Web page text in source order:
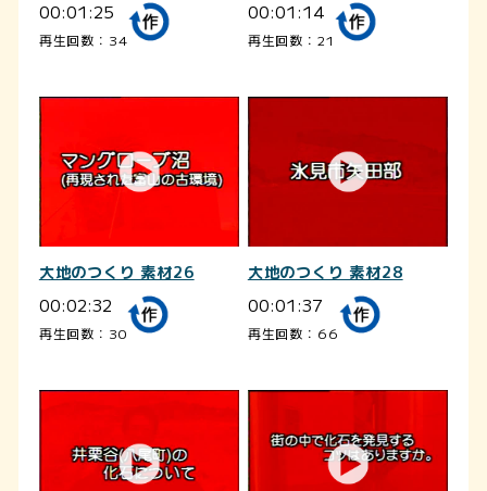
00:01:25
再生回数：34
00:01:14
再生回数：21
大地のつくり 素材26
00:02:32
再生回数：30
大地のつくり 素材28
00:01:37
再生回数：66